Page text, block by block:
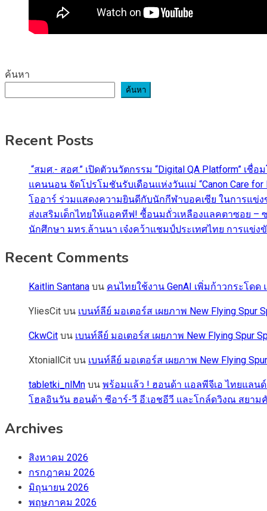
ค้นหา
ค้นหา
Recent Posts
“สมศ.- สอศ.” เปิดตัวนวัตกรรม “Digital QA Platform” เ
แคนนอน จัดโปรโมชันรับเดือนแห่งวันแม่ “Canon Care
โออาร์ ร่วมแสดงความยินดีกับนักกีฬาบอคเซีย ในการแข่
ส่งเสริมเด็กไทยให้แอคทีฟ! ซื้อนมถั่วเหลืองแลคตาซอย
นักศึกษา มทร.ล้านนา เจ๋งคว้าแชมป์ประเทศไทย การแข่งขั
Recent Comments
Kaitlin Santana บน คนไทยใช้งาน GenAI เพิ่มก้าวกระโด
YliesCit บน เบนท์ลีย์ มอเตอร์ส เผยภาพ New Flying
CkwCit บน เบนท์ลีย์ มอเตอร์ส เผยภาพ New Flying Spur
XtoniallCit บน เบนท์ลีย์ มอเตอร์ส เผยภาพ New Flying
tabletki_nlMn บน พร้อมแล้ว ! ฮอนด้า แอลพีจีเอ ไทยแลนด์
โฮลอินวัน ฮอนด้า ซีอาร์-วี อี:เอชอีวี และโกล์ดวิงณ สยา
Archives
สิงหาคม 2026
กรกฎาคม 2026
มิถุนายน 2026
พฤษภาคม 2026